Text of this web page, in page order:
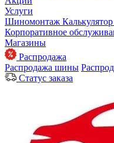
Услуги
Шиномонтаж
Корпоративное
Магазины
Распродажа
Распродажа шины
Статус заказа